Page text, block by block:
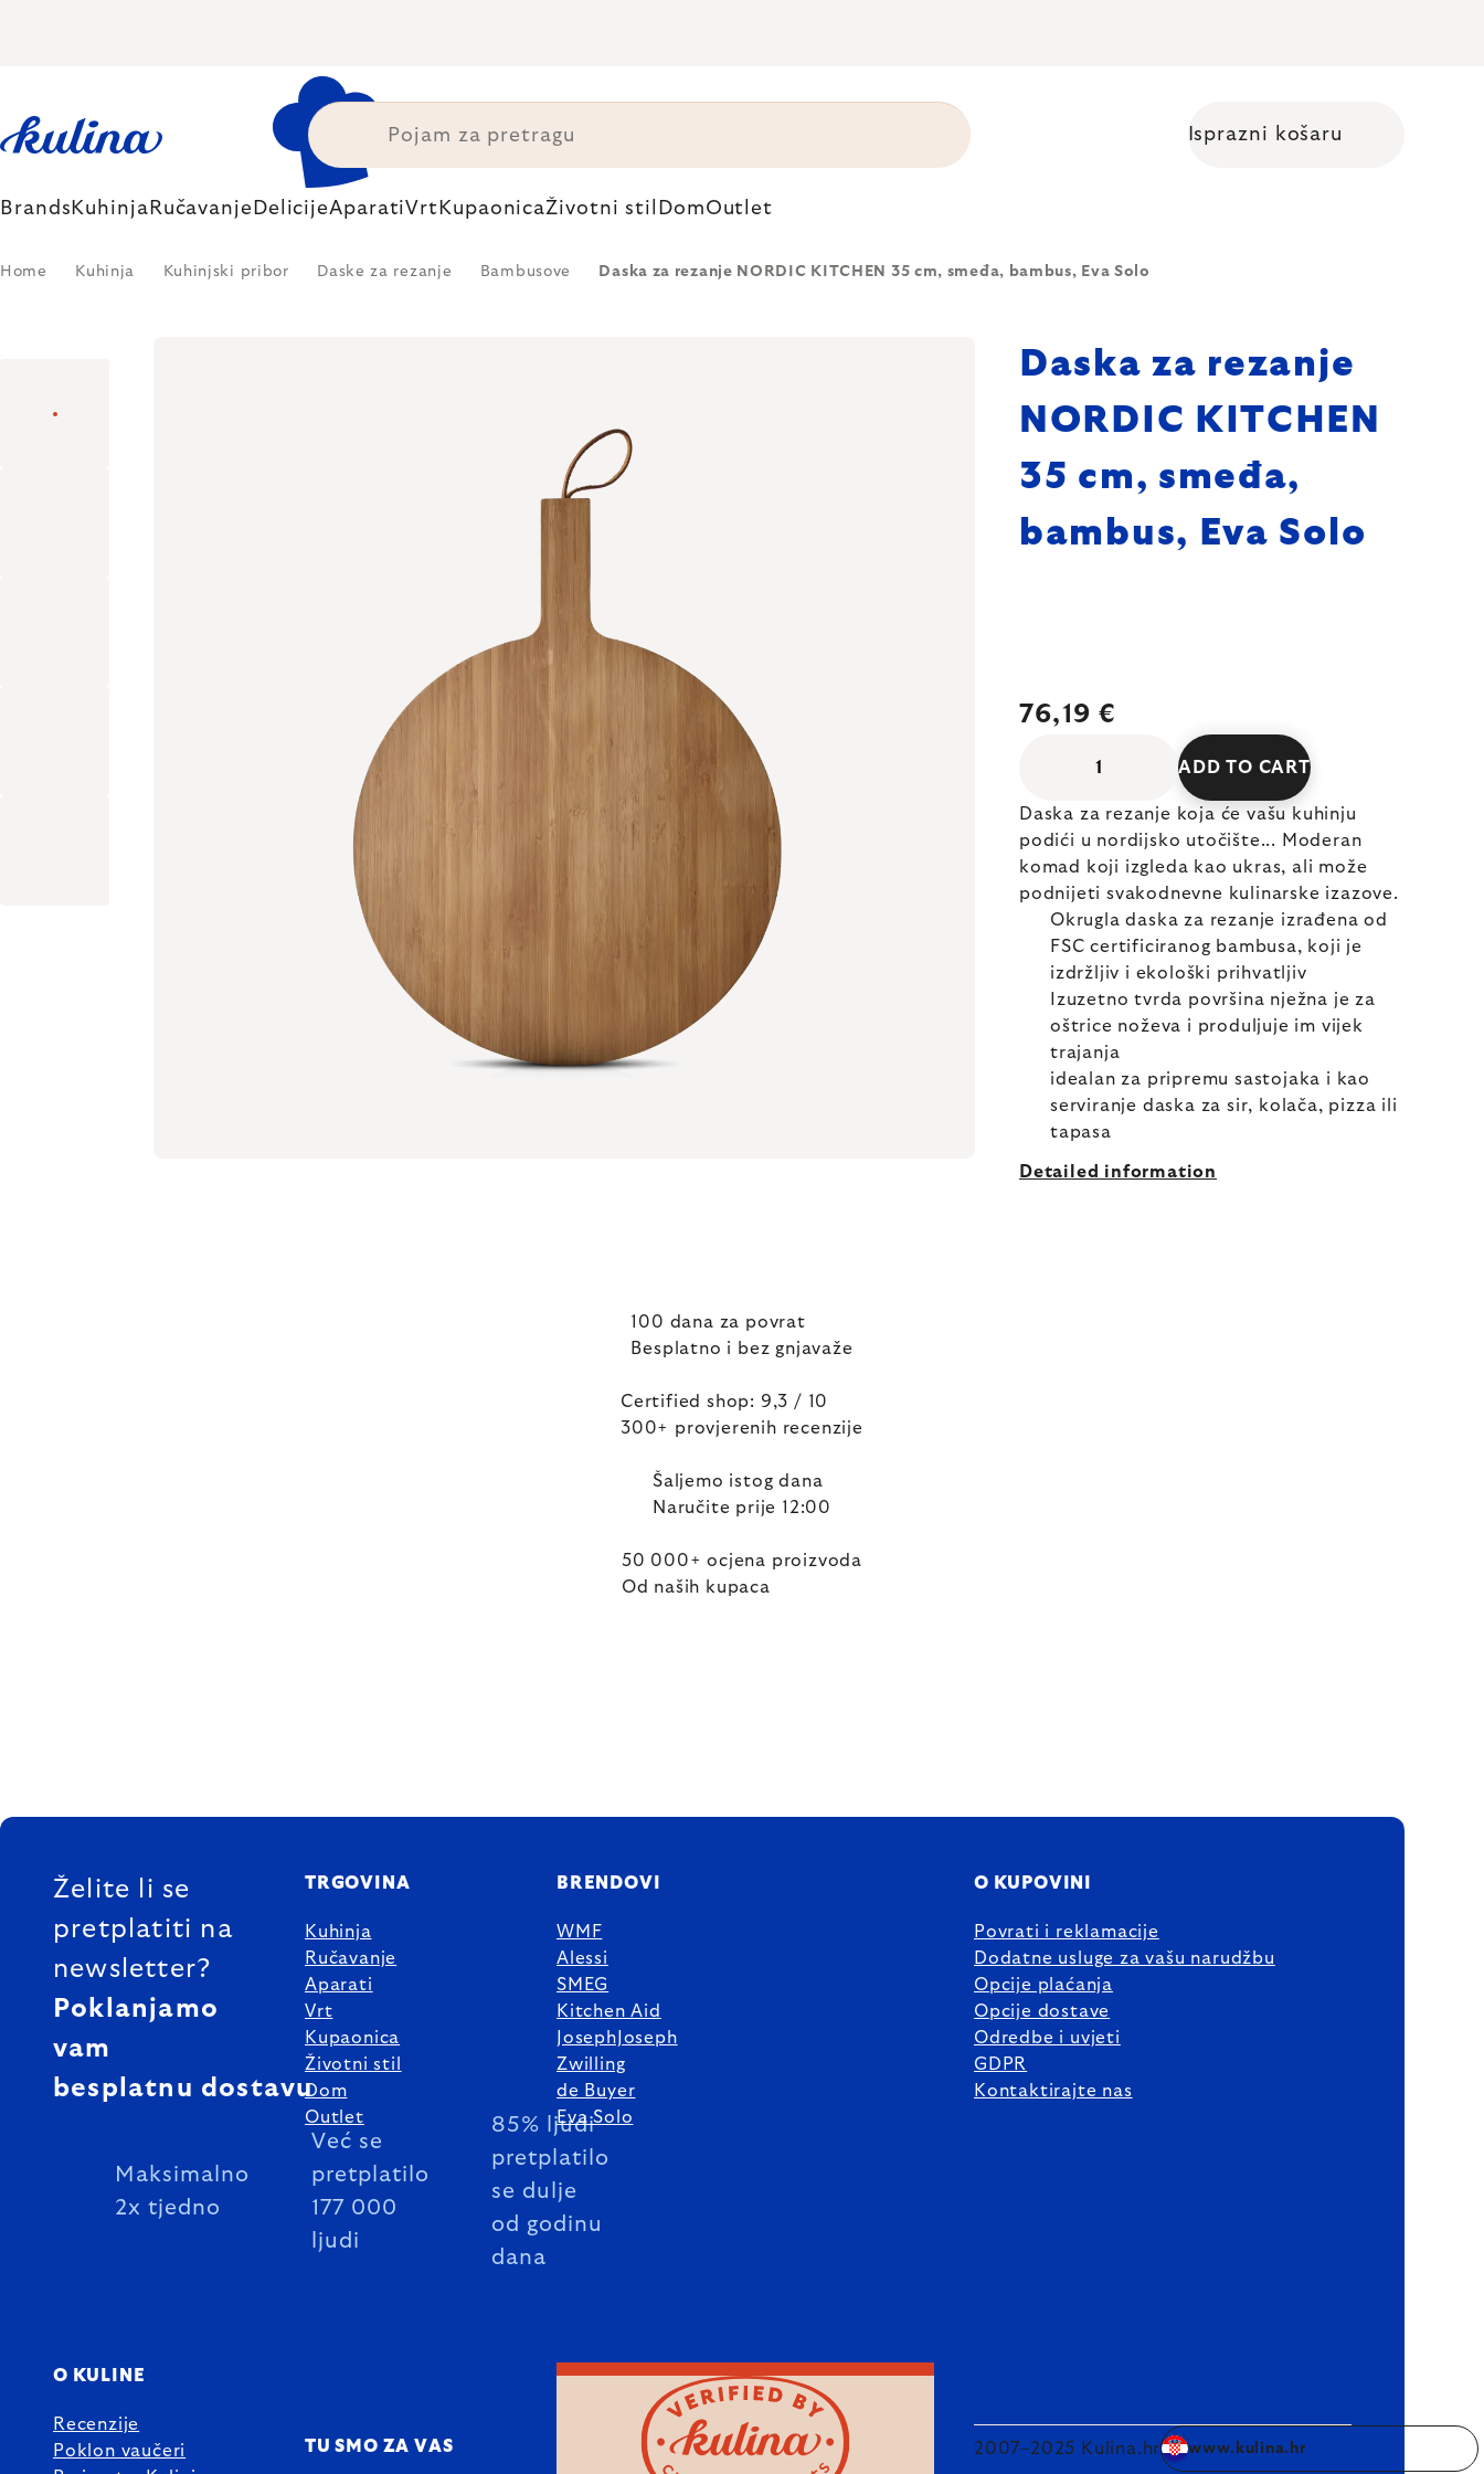
Isprazni košaru
Brands Kuhinja Ručavanje DelicijeAparatiVrt KupaonicaŽivotni stil DomOutlet
Home Kuhinja Kuhinjski pribor Daske za rezanje Bambusove Daska za rezanje NORDIC KITCHEN 35 cm, smeđa, bambus, Eva Solo
Daska za rezanje
NORDIC KITCHEN
35 cm, smeđa,
bambus, Eva Solo
76,19 €
ADD TO CART
Daska za rezanje koja će vašu kuhinju
podići u nordijsko utočište... Moderan
komad koji izgleda kao ukras, ali može
podnijeti svakodnevne kulinarske izazove.
Okrugla daska za rezanje izrađena od
FSC certificiranog bambusa, koji je
izdržljiv i ekološki prihvatljiv
Izuzetno tvrda površina nježna je za
oštrice noževa i produljuje im vijek
trajanja
idealan za pripremu sastojaka i kao
serviranje daska za sir, kolača, pizza ili
tapasa
Detailed information
100 dana za povrat
Besplatno i bez gnjavaže
Certified shop: 9,3 / 10
300+ provjerenih recenzije
Šaljemo istog dana
Naručite prije 12:00
50 000+ ocjena proizvoda
Od naših kupaca
FOOTER
Želite li se
pretplatiti na
newsletter?
Poklanjamo
vam
besplatnu dostavu
Maksimalno
2x tjedno
Već se
pretplatilo
177 000
ljudi
85% ljudi
pretplatilo
se dulje
od godinu
dana
TRGOVINA
Kuhinja
Ručavanje
Aparati
Vrt
Kupaonica
Životni stil
Dom
Outlet
BRENDOVI
WMF
Alessi
SMEG
Kitchen Aid
JosephJoseph
Zwilling
de Buyer
Eva Solo
O KUPOVINI
Povrati i reklamacije
Dodatne usluge za vašu narudžbu
Opcije plaćanja
Opcije dostave
Odredbe i uvjeti
GDPR
Kontaktirajte nas
O KULINE
Recenzije
Poklon vaučeri
TU SMO ZA VAS 2007–2025 Kulina.hr www.kulina.hr